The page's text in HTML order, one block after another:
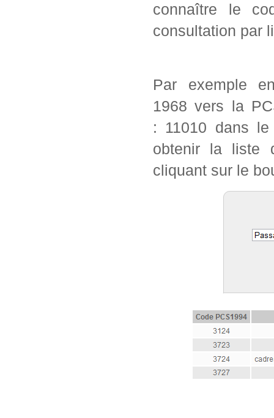
connaître le
consultation par
Par exemple
1968 vers la
: 11010 dans
obtenir la liste
cliquant sur le